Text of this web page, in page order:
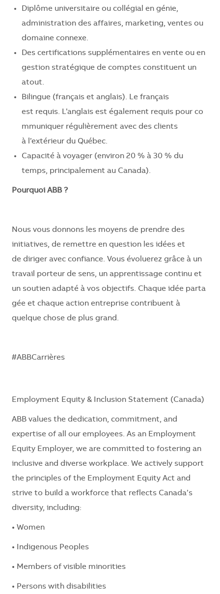
Diplôme universitaire ou collégial en génie,
administration des affaires, marketing, ventes ou
domaine connexe.
Des certifications supplémentaires en vente ou en
gestion stratégique de comptes constituent un
atout.
Bilingue (français et anglais). Le français
est requis. L’anglais est également requis pour co
mmuniquer régulièrement avec des clients
à l’extérieur du Québec.
Capacité à voyager (environ 20 % à 30 % du
temps, principalement au Canada).
Pourquoi ABB ?
Nous vous donnons les moyens de prendre des
initiatives, de remettre en question les idées et
de diriger avec confiance. Vous évoluerez grâce à un
travail porteur de sens, un apprentissage continu et
un soutien adapté à vos objectifs. Chaque idée parta
gée et chaque action entreprise contribuent à
quelque chose de plus grand.
#ABBCarrières
Employment Equity & Inclusion Statement (Canada)
ABB values the dedication, commitment, and
expertise of all our employees. As an Employment
Equity Employer, we are committed to fostering an
inclusive and diverse workplace. We actively support
the principles of the Employment Equity Act and
strive to build a workforce that reflects Canada’s
diversity, including:
• Women
• Indigenous Peoples
• Members of visible minorities
• Persons with disabilities